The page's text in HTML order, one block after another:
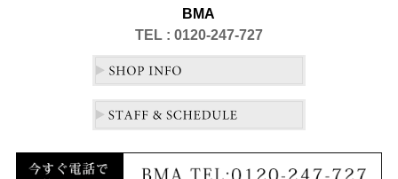
BMA
TEL : 0120-247-727